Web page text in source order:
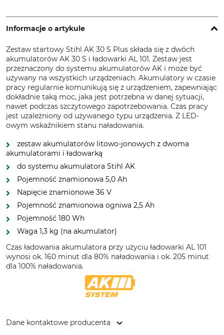
Informacje o artykule
Zestaw startowy Stihl AK 30 S Plus składa się z dwóch
akumulatorów AK 30 S i ładowarki AL 101. Zestaw jest
przeznaczony do systemu akumulatorów AK i może być
używany na wszystkich urządzeniach. Akumulatory w czasie
pracy regularnie komunikują się z urządzeniem, zapewniając
dokładnie taką moc, jaka jest potrzebna w danej sytuacji,
nawet podczas szczytowego zapotrzebowania. Czas pracy
jest uzależniony od używanego typu urządzenia. Z LED-
owym wskaźnikiem stanu naładowania.
zestaw akumulatorów litowo-jonowych z dwoma
akumulatorami i ładowarką
do systemu akumulatora Stihl AK
Pojemność znamionowa 5,0 Ah
Napięcie znamionowe 36 V
Pojemność znamionowa ogniwa 2,5 Ah
Pojemność 180 Wh
Waga 1,3 kg (na akumulator)
Czas ładowania akumulatora przy użyciu ładowarki AL 101
wynosi ok. 160 minut dla 80% naładowania i ok. 205 minut
dla 100% naładowania.
Dane kontaktowe producenta